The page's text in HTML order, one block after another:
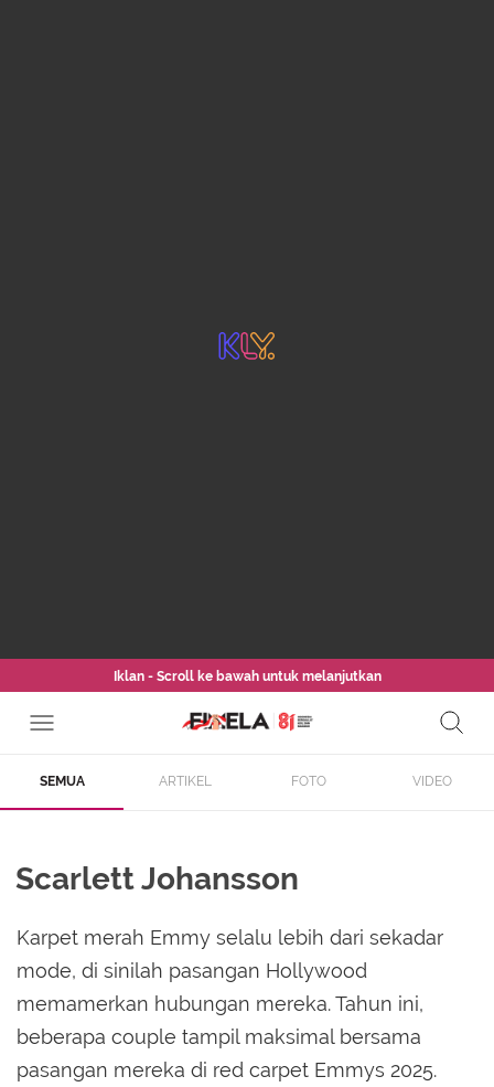
Iklan - Scroll ke bawah untuk melanjutkan
SEMUA ARTIKEL FOTO VIDEO
Scarlett Johansson
Karpet merah Emmy selalu lebih dari sekadar
mode, di sinilah pasangan Hollywood
memamerkan hubungan mereka. Tahun ini,
beberapa couple tampil maksimal bersama
pasangan mereka di red carpet Emmys 2025.